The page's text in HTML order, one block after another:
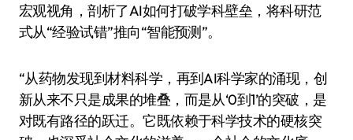
宏观视角，剖析了AI如何打破学科壁垒，将科研范
式从“经验试错”推向“智能预测”。
“从药物发现到材料科学，再到AI科学家的涌现，创
新从来不只是成果的堆叠，而是从‘0到1’的突破，是
对既有路径的跃迁。它既依赖于科学技术的硬核突